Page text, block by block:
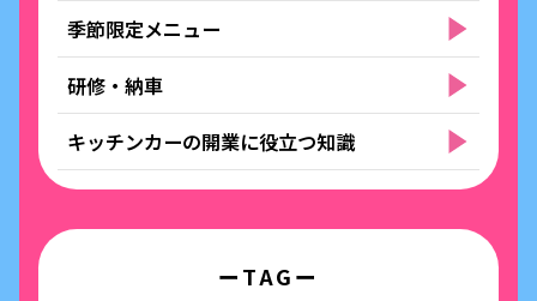
季節限定メニュー
研修・納車
キッチンカーの開業に役立つ知識
ーTAGー